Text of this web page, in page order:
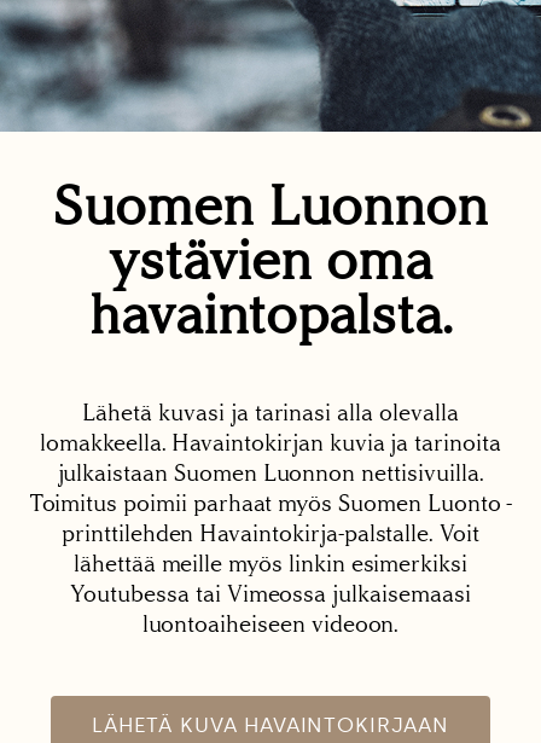
Suomen Luonnon
ystävien oma
havaintopalsta.
Lähetä kuvasi ja tarinasi alla olevalla
lomakkeella. Havaintokirjan kuvia ja tarinoita
julkaistaan Suomen Luonnon nettisivuilla.
Toimitus poimii parhaat myös Suomen Luonto -
printtilehden Havaintokirja-palstalle. Voit
lähettää meille myös linkin esimerkiksi
Youtubessa tai Vimeossa julkaisemaasi
luontoaiheiseen videoon.
LÄHETÄ KUVA HAVAINTOKIRJAAN